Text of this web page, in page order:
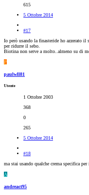
615
5 Ottobre 2014
#17
Io però usando la finasteride ho azzerato il
per ridurre il sebo.
Biotina non serve a molto..almeno su di
P
paulwll81
Utente
1 Ottobre 2003
368
0
265
5 Ottobre 2014
#18
ma stai usando qualche crema specifica
A
andreact95